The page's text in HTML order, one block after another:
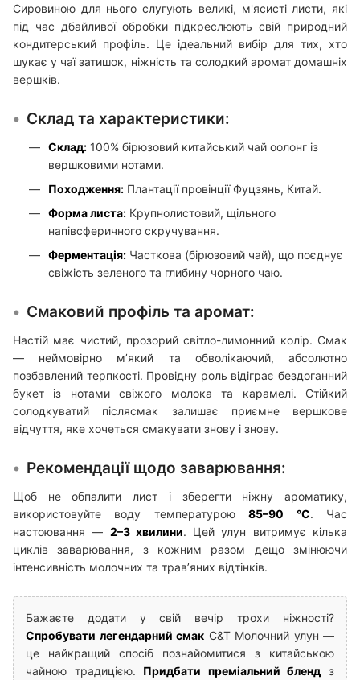
Сировиною для нього слугують великі, м'ясисті листи, які
під час дбайливої обробки підкреслюють свій природний
кондитерський профіль. Це ідеальний вибір для тих, хто
шукає у чаї затишок, ніжність та солодкий аромат домашніх
вершків.
Склад та характеристики:
Склад: 100% бірюзовий китайський чай оолонг із
вершковими нотами.
Походження: Плантації провінції Фуцзянь, Китай.
Форма листа: Крупнолистовий, щільного
напівсферичного скручування.
Ферментація: Часткова (бірюзовий чай), що поєднує
свіжість зеленого та глибину чорного чаю.
Смаковий профіль та аромат:
Настій має чистий, прозорий світло-лимонний колір. Смак
— неймовірно м’який та обволікаючий, абсолютно
позбавлений терпкості. Провідну роль відіграє бездоганний
букет із нотами свіжого молока та карамелі. Стійкий
солодкуватий післясмак залишає приємне вершкове
відчуття, яке хочеться смакувати знову і знову.
Рекомендації щодо заварювання:
Щоб не обпалити лист і зберегти ніжну ароматику,
використовуйте воду температурою85–90 °C. Час
настоювання — 2–3 хвилини. Цей улун витримує кілька
циклів заварювання, з кожним разом дещо змінюючи
інтенсивність молочних та трав’яних відтінків.
Бажаєте додати у свій вечір трохи ніжності?
Спробувати легендарний смак C&T Молочний улун —
це найкращий спосіб познайомитися з китайською
чайною традицією. Придбати преміальний бленд з